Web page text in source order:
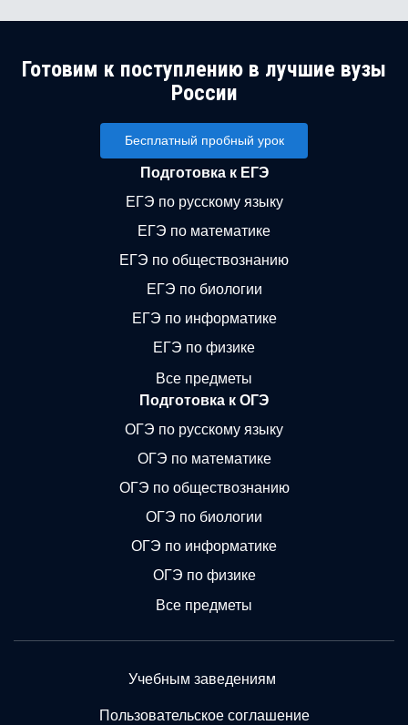
Готовим к поступлению в лучшие вузы
России
Бесплатный пробный урок
Подготовка к ЕГЭ
ЕГЭ по русскому языку
ЕГЭ по математике
ЕГЭ по обществознанию
ЕГЭ по биологии
ЕГЭ по информатике
ЕГЭ по физике
Все предметы
Подготовка к ОГЭ
ОГЭ по русскому языку
ОГЭ по математике
ОГЭ по обществознанию
ОГЭ по биологии
ОГЭ по информатике
ОГЭ по физике
Все предметы
Учебным заведениям
Пользовательское соглашение